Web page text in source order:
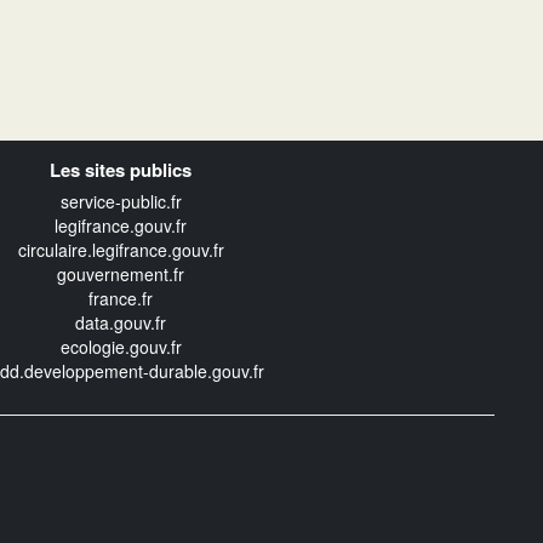
Les sites publics
service-public.fr
legifrance.gouv.fr
circulaire.legifrance.gouv.fr
gouvernement.fr
france.fr
data.gouv.fr
ecologie.gouv.fr
durable.gouv.fr